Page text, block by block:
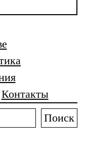
Контакты
Поиск